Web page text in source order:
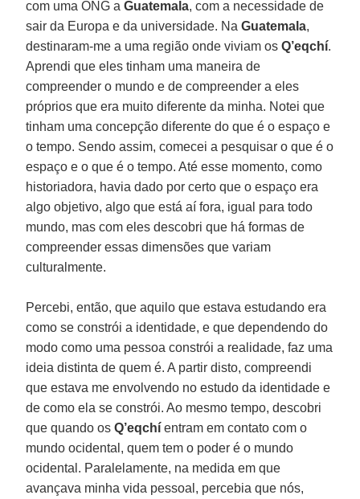
com uma ONG aGuatemala, com a necessidade de
sair da Europa e da universidade. NaGuatemala,
destinaram-me a uma região onde viviam osQ’eqchí.
Aprendi que eles tinham uma maneira de
compreender o mundo e de compreender a eles
próprios que era muito diferente da minha. Notei que
tinham uma concepção diferente do que é o espaço e
o tempo. Sendo assim, comecei a pesquisar o que é o
espaço e o que é o tempo. Até esse momento, como
historiadora, havia dado por certo que o espaço era
algo objetivo, algo que está aí fora, igual para todo
mundo, mas com eles descobri que há formas de
compreender essas dimensões que variam
culturalmente.
Percebi, então, que aquilo que estava estudando era
como se constrói a identidade, e que dependendo do
modo como uma pessoa constrói a realidade, faz uma
ideia distinta de quem é. A partir disto, compreendi
que estava me envolvendo no estudo da identidade e
de como ela se constrói. Ao mesmo tempo, descobri
que quando osQ’eqchí entram em contato com o
mundo ocidental, quem tem o poder é o mundo
ocidental. Paralelamente, na medida em que
avançava minha vida pessoal, percebia que nós,